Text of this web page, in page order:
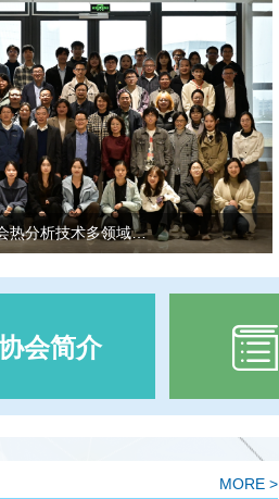
2025年江苏省分析测试协会热分析技术多领域应用研讨会在镇江召开
会简介
MORE >